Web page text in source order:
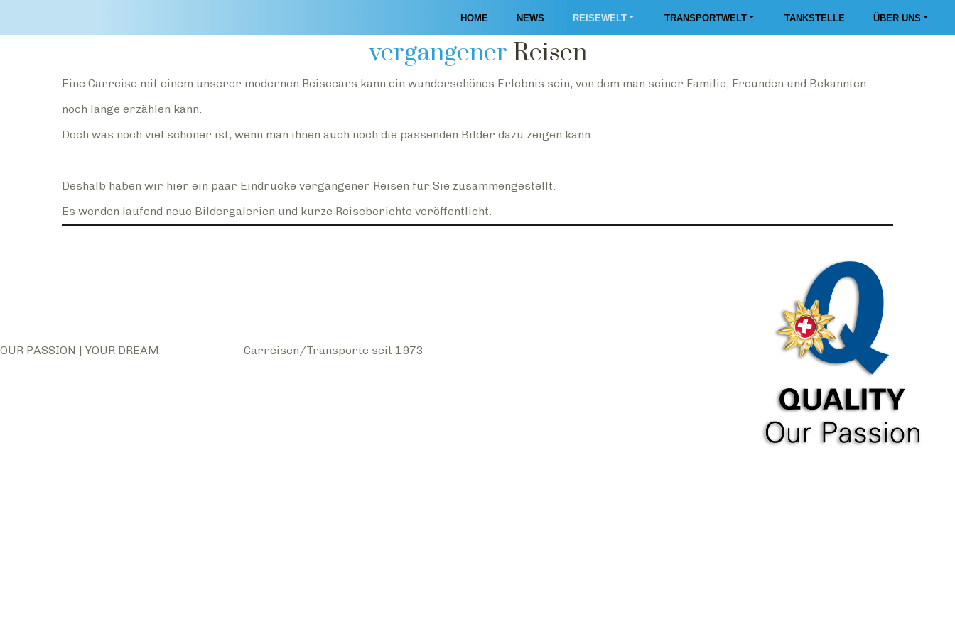
HOME NEWS REISEWELT TRANSPORTWELT TANKSTELLE ÜBER UNS
Impressionen
vergangener Reisen
Eine Carreise mit einem unserer modernen Reisecars kann ein wunderschönes Erlebnis sein, von dem man seiner Familie, Freunden und Bekannten
noch lange erzählen kann.
Doch was noch viel schöner ist, wenn man ihnen auch noch die passenden Bilder dazu zeigen kann.
Deshalb haben wir hier ein paar Eindrücke vergangener Reisen für Sie zusammengestellt.
Es werden laufend neue Bildergalerien und kurze Reiseberichte veröffentlicht.
OUR PASSION | YOUR DREAM Carreisen/Transporte seit 1973